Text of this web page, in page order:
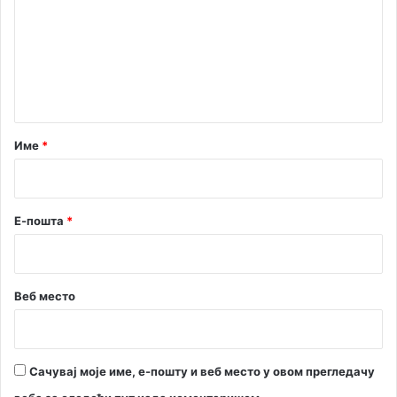
р
Име *
Е-пошта *
Веб место
Сачувај моје име, е-пошту и веб место у овом прегледачу